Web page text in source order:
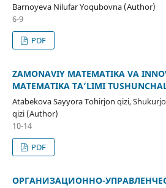
Barnoyeva Nilufar Yoqubovna (Author)
6-9
PDF
ZAMONAVIY MATEMATIKA VA
MATEMATIKA TA’LIMI
Atabekova Sayyora Tohirjon qizi,
qizi (Author)
10-14
PDF
ОРГАНИЗАЦИОННО-